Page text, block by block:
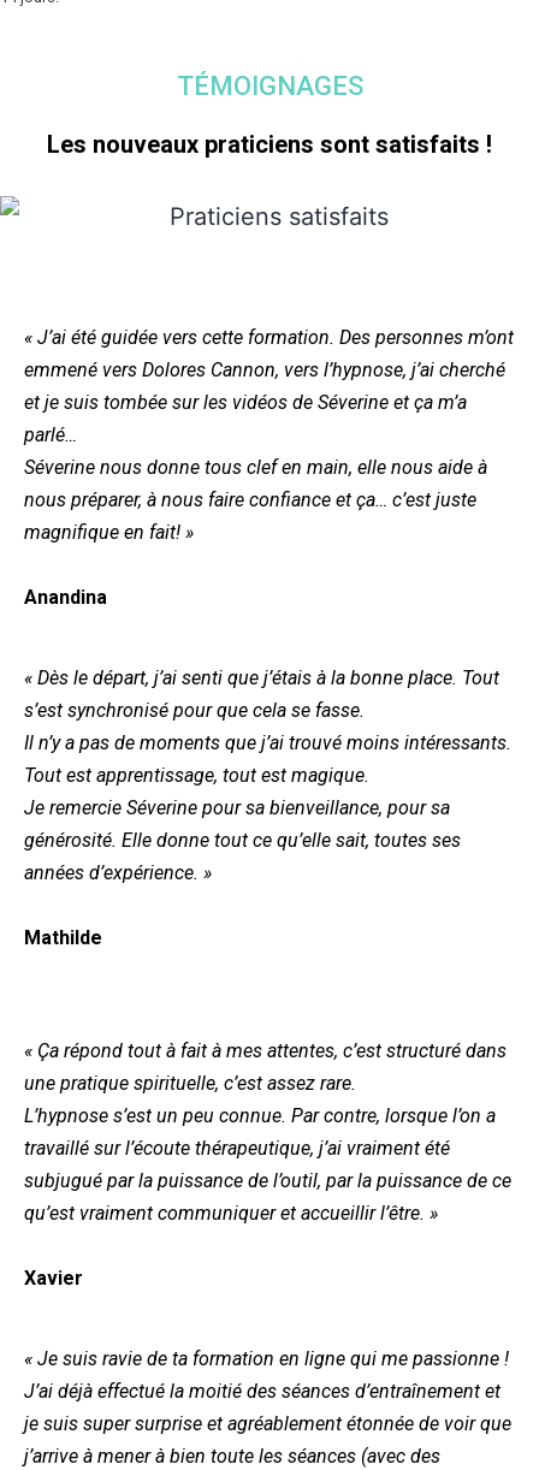
TÉMOIGNAGES
Les nouveaux praticiens sont satisfaits !
« J’ai été guidée vers cette formation. Des personnes m’ont
emmené vers Dolores Cannon, vers l’hypnose, j’ai cherché
et je suis tombée sur les vidéos de Séverine et ça m’a
parlé…
Séverine nous donne tous clef en main, elle nous aide à
nous préparer, à nous faire confiance et ça… c’est juste
magnifique en fait! »
Anandina
« Dès le départ, j’ai senti que j’étais à la bonne place. Tout
s’est synchronisé pour que cela se fasse.
Il n’y a pas de moments que j’ai trouvé moins intéressants.
Tout est apprentissage, tout est magique.
Je remercie Séverine pour sa bienveillance, pour sa
générosité. Elle donne tout ce qu’elle sait, toutes ses
années d’expérience. »
Mathilde
« Ça répond tout à fait à mes attentes, c’est structuré dans
une pratique spirituelle, c’est assez rare.
L’hypnose s’est un peu connue. Par contre, lorsque l’on a
travaillé sur l’écoute thérapeutique, j’ai vraiment été
subjugué par la puissance de l’outil, par la puissance de ce
qu’est vraiment communiquer et accueillir l’être. »
Xavier
« Je suis ravie de ta formation en ligne qui me passionne !
J’ai déjà effectué la moitié des séances d’entraînement et
je suis super surprise et agréablement étonnée de voir que
j’arrive à mener à bien toute les séances (avec des